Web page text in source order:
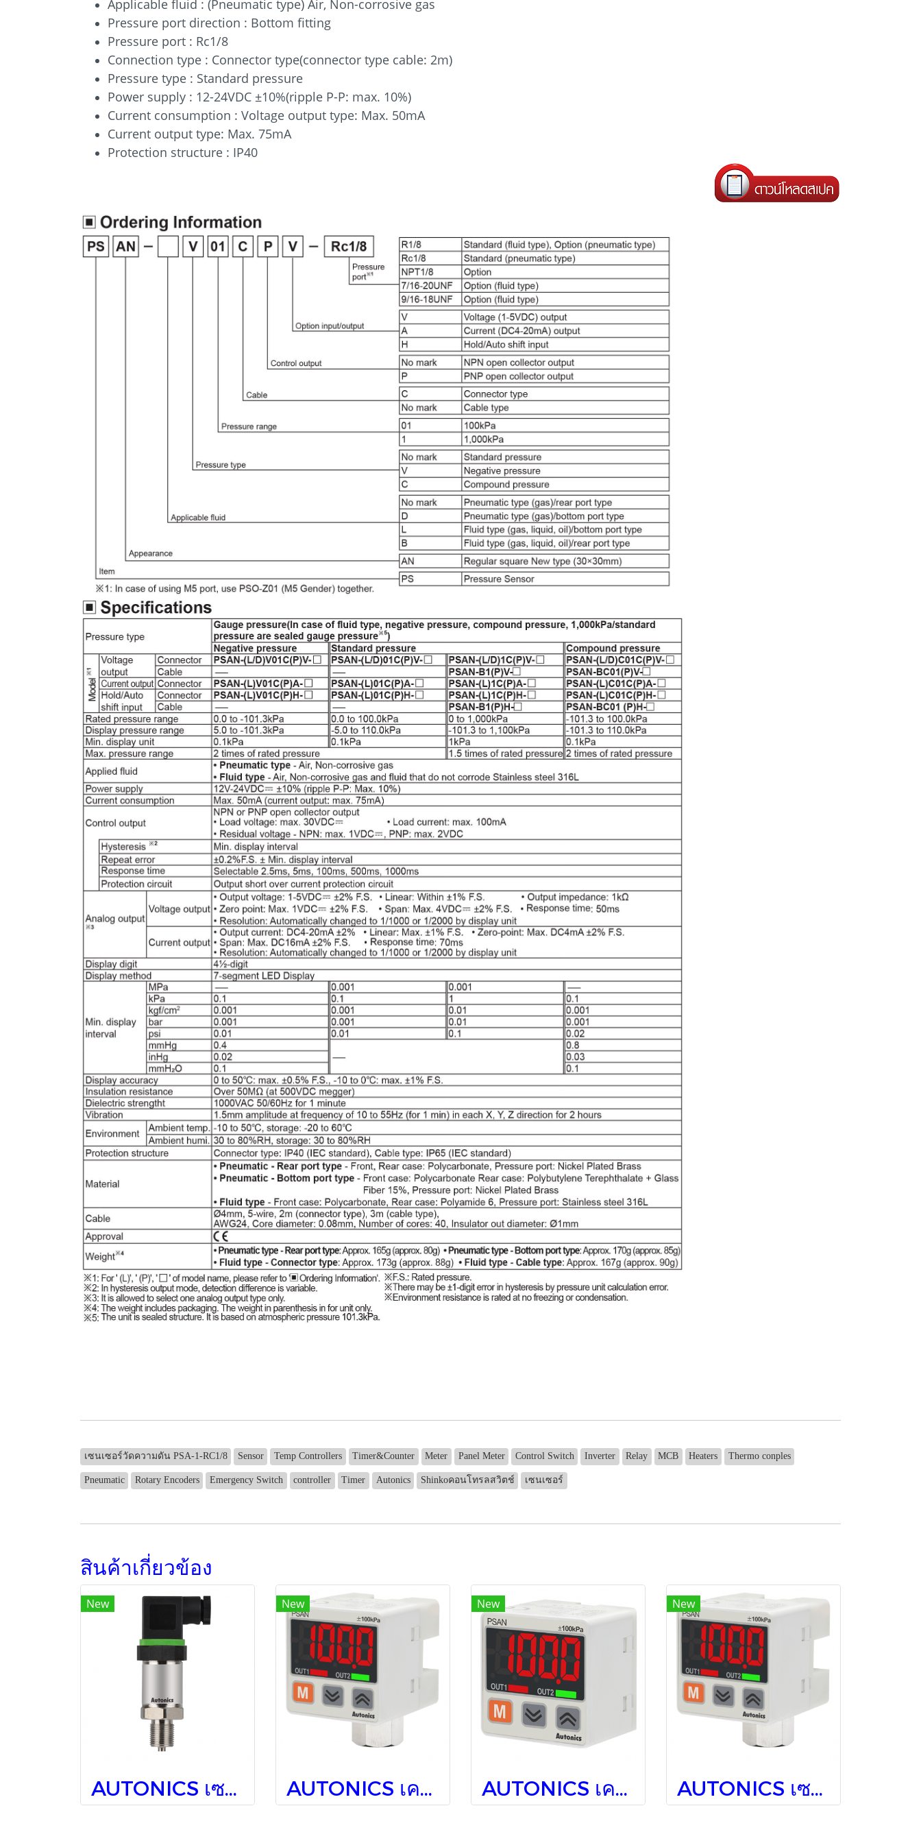
Applicable fluid : (Pneumatic type) Air, Non-corrosive gas
Pressure port direction : Bottom fitting
Pressure port : Rc1/8
Connection type : Connector type(connector type cable: 2m)
Pressure type : Standard pressure
Power supply : 12-24VDC ±10%(ripple P-P: max. 10%)
Current consumption : Voltage output type: Max. 50mA
Current output type: Max. 75mA
Protection structure : IP40
เซนเซอร์วัดความดัน PSA-1-RC1/8 Sensor Temp Controllers Timer&Counter Meter Panel Meter Control Switch Inverter Relay MCB Heaters Thermo conples
Pneumatic Rotary Encoders Emergency Switch controller Timer Autonics Shinkoคอนโทรลสวิตช์ เซนเซอร์
สินค้าเกี่ยวข้อง
New
AUTONICS เซนเซอร์วัดความดัน TPS20-G26F8-00, 0-10 kgf/cm2
New
AUTONICS เครื่องวัดวัดควบคุมความดันดิจิตอล PSAN-D01CV-Rc1/8
New
AUTONICS เครื่องวัดและควบคุมความดันดิจิตอล PSAN-V01CV-RC1/8
New
AUTONICS เซนเซอร์วัดความดัน PSAN-DV01CV-Rc1/8